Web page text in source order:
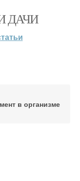
ДАЧИ
в организме